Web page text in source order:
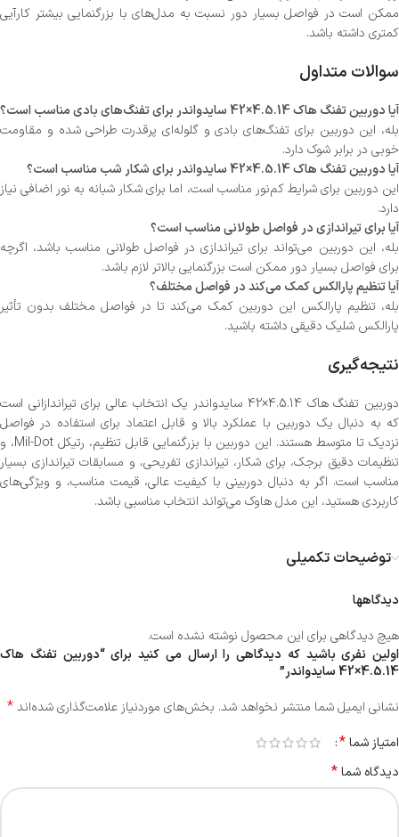
ممکن است در فواصل بسیار دور نسبت به مدل‌های با بزرگنمایی بیشتر کارآیی
کمتری داشته باشد.
سوالات متداول
آیا دوربین تفنگ هاک 4.5.14×42 سایدواندر برای تفنگ‌های بادی مناسب است؟
بله، این دوربین برای تفنگ‌های بادی و گلوله‌ای پرقدرت طراحی شده و مقاومت
خوبی در برابر شوک دارد.
آیا دوربین تفنگ هاک 4.5.14×42 سایدواندر برای شکار شب مناسب است؟
این دوربین برای شرایط کم‌نور مناسب است، اما برای شکار شبانه به نور اضافی نیاز
دارد.
آیا برای تیراندازی در فواصل طولانی مناسب است؟
بله، این دوربین می‌تواند برای تیراندازی در فواصل طولانی مناسب باشد، اگرچه
برای فواصل بسیار دور ممکن است بزرگنمایی بالاتر لازم باشد.
آیا تنظیم پارالکس کمک می‌کند در فواصل مختلف؟
بله، تنظیم پارالکس این دوربین کمک می‌کند تا در فواصل مختلف بدون تأثیر
پارالکس شلیک دقیقی داشته باشید.
نتیجه‌گیری
دوربین تفنگ هاک 4.5.14×42 سایدواندر یک انتخاب عالی برای تیراندازانی است
که به دنبال یک دوربین با عملکرد بالا و قابل اعتماد برای استفاده در فواصل
نزدیک تا متوسط هستند. این دوربین با بزرگنمایی قابل تنظیم، رتیکل Mil-Dot، و
تنظیمات دقیق برجک، برای شکار، تیراندازی تفریحی، و مسابقات تیراندازی بسیار
مناسب است. اگر به دنبال دوربینی با کیفیت عالی، قیمت مناسب، و ویژگی‌های
کاربردی هستید، این مدل هاوک می‌تواند انتخاب مناسبی باشد.
توضیحات تکمیلی
دیدگاهها
هیچ دیدگاهی برای این محصول نوشته نشده است.
اولین نفری باشید که دیدگاهی را ارسال می کنید برای “دوربین تفنگ هاک
4.5.14×42 سایدواندر”
نشانی ایمیل شما منتشر نخواهد شد. بخش‌های موردنیاز علامت‌گذاری شده‌اند*
امتیاز شما*
دیدگاه شما*